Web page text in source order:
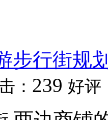
步行街规
： 239 好评